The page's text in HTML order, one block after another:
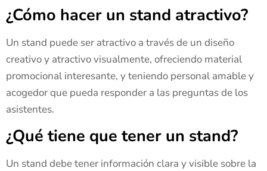
¿Cómo hacer un stand atractivo?
Un stand puede ser atractivo a través de un diseño
creativo y atractivo visualmente, ofreciendo material
promocional interesante, y teniendo personal amable y
acogedor que pueda responder a las preguntas de los
asistentes.
¿Qué tiene que tener un stand?
Un stand debe tener información clara y visible sobre la